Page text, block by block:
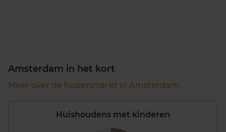
Amsterdam in het kort
Meer over de huizenmarkt in Amsterdam
Huishoudens met kinderen